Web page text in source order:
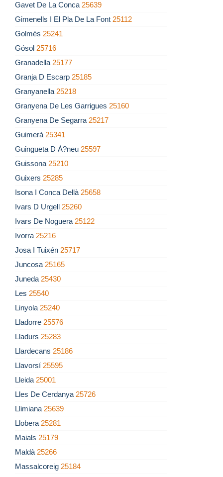
Gavet De La Conca 25639
Gimenells I El Pla De La Font 25112
Golmés 25241
Gósol 25716
Granadella 25177
Granja D Escarp 25185
Granyanella 25218
Granyena De Les Garrigues 25160
Granyena De Segarra 25217
Guimerà 25341
Guingueta D Á?neu 25597
Guissona 25210
Guixers 25285
Isona I Conca Dellà 25658
Ivars D Urgell 25260
Ivars De Noguera 25122
Ivorra 25216
Josa I Tuixén 25717
Juncosa 25165
Juneda 25430
Les 25540
Linyola 25240
Lladorre 25576
Lladurs 25283
Llardecans 25186
Llavorsí 25595
Lleida 25001
Lles De Cerdanya 25726
Llimiana 25639
Llobera 25281
Maials 25179
Maldà 25266
Massalcoreig 25184